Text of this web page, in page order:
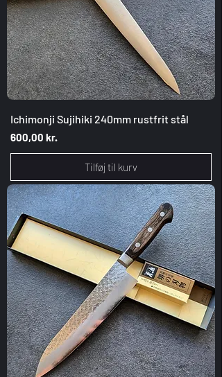
Ichimonji Sujihiki 240mm rustfrit stål
Pris
600,00 kr.
Tilføj til kurv